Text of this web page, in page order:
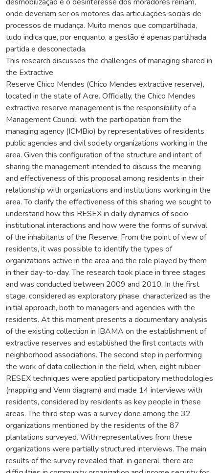
onde deveriam ser os motores das articulações sociais de
processos de mudança. Muito menos que compartilhada,
tudo indica que, por enquanto, a gestão é apenas partilhada,
partida e desconectada.
This research discusses the challenges of managing shared in
the Extractive
Reserve Chico Mendes (Chico Mendes extractive reserve),
located in the state of Acre. Officially, the Chico Mendes
extractive reserve management is the responsibility of a
Management Council, with the participation from the
managing agency (ICMBio) by representatives of residents,
public agencies and civil society organizations working in the
area. Given this configuration of the structure and intent of
sharing the management intended to discuss the meaning
and effectiveness of this proposal among residents in their
relationship with organizations and institutions working in the
area. To clarify the effectiveness of this sharing we sought to
understand how this RESEX in daily dynamics of socio-
institutional interactions and how were the forms of survival
of the inhabitants of the Reserve. From the point of view of
residents, it was possible to identify the types of
organizations active in the area and the role played by them
in their day-to-day. The research took place in three stages
and was conducted between 2009 and 2010. In the first
stage, considered as exploratory phase, characterized as the
initial approach, both to managers and agencies with the
residents. At this moment presents a documentary analysis
of the existing collection in IBAMA on the establishment of
extractive reserves and established the first contacts with
neighborhood associations. The second step in performing
the work of data collection in the field, when, eight rubber
RESEX techniques were applied participatory methodologies
(mapping and Venn diagram) and made 14 interviews with
residents, considered by residents as key people in these
areas. The third step was a survey done among the 32
organizations mentioned by the residents of the 87
plantations surveyed. With representatives from these
organizations were partially structured interviews. The main
results of the survey revealed that, in general, there are